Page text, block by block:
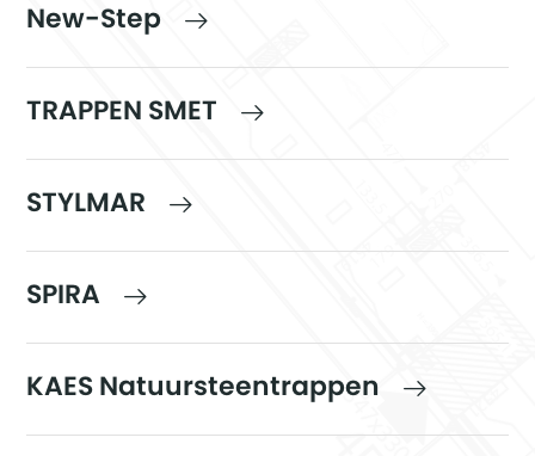
New-Step
TRAPPEN SMET
STYLMAR
SPIRA
KAES Natuursteentrappen